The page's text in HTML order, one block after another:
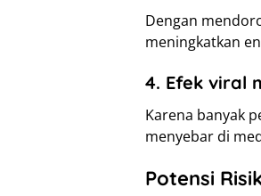
Dengan
meningkatkan
4. Efek viral
Karena banyak
menyebar di
Potensi